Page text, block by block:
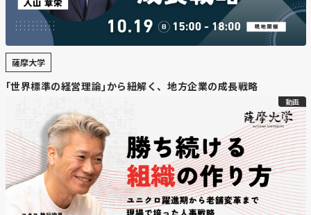
薩摩大学
｢世界標準の経営理論｣から紐解く、地方企業の成長戦略
動画